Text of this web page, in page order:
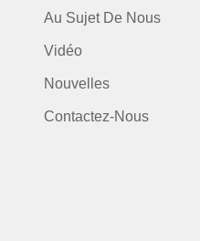
Au Sujet De Nous
Vidéo
Nouvelles
Contactez-Nous